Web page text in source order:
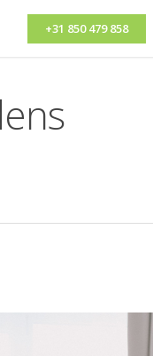
+31 850 479 858